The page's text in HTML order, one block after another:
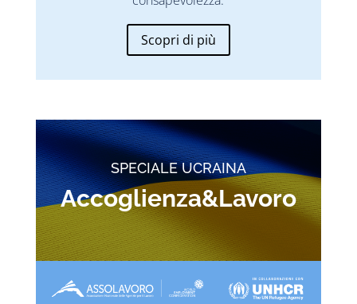
Scopri di più
SPECIALE UCRAINA
Accoglienza&Lavoro